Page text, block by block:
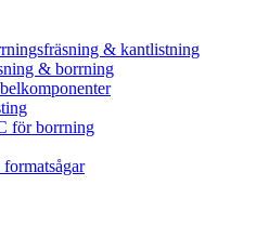
& kantlistning
& borrning
för borrning